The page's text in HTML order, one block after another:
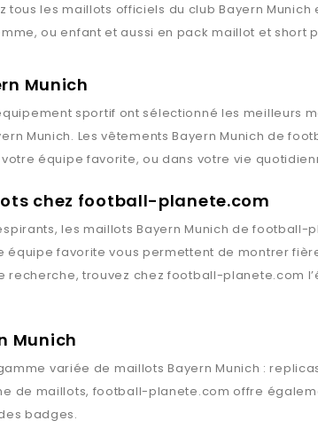
tous les maillots officiels du club Bayern
ou enfant et aussi en pack maillot et short
Munich
sportif ont sélectionné les meilleurs
Munich. Les vêtementsBayern Munich de
équipe favorite, ou dans votre vie
chez football-planete.com
les maillotsBayern Munich defootball-
équipe favorite vous permettent de montrer
recherche, trouvez chezfootball-planete.com
Munich
variée de maillotsBayern Munich :
de maillots, football-planete.com offre
badges.